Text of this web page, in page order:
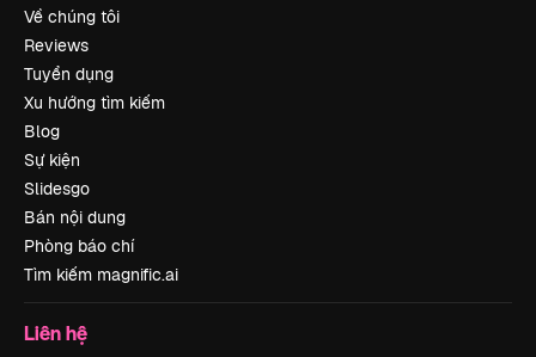
Về chúng tôi
Reviews
Tuyển dụng
Xu hướng tìm kiếm
Blog
Sự kiện
Slidesgo
Bán nội dung
Phòng báo chí
Tìm kiếm magnific.ai
Liên hệ